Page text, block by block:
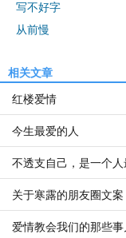
写不好字
从前慢
相关文章
红楼爱情
今生最爱的人
不透支自己，是一个
关于寒露的朋友圈文案
爱情教会我们的那些事